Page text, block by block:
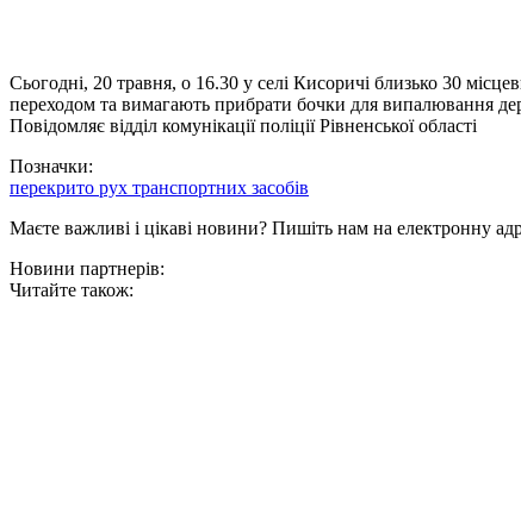
Сьогодні, 20 травня, о 16.30 у селі Кисоричі близько 30
переходом та вимагають прибрати бочки для випалювання
Повідомляє відділ комунікації поліції Рівненської області
Позначки:
перекрито рух транспортних засобів
Маєте важливі і цікаві новини? Пишіть нам на електронну
Новини партнерів:
Читайте також: